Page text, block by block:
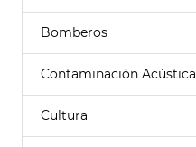
Bomberos
Contaminación Acústica
Cultura